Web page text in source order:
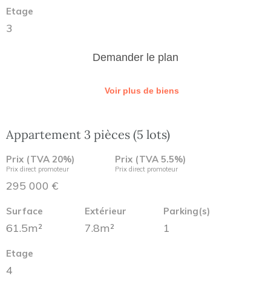
Etage
3
Demander le plan
Voir plus de biens
Appartement 3 pièces (5 lots)
Prix (TVA 20%)
Prix direct promoteur
295 000 €
Prix (TVA 5.5%)
Prix direct promoteur
Surface
61.5m²
Extérieur
7.8m²
Parking(s)
1
Etage
4